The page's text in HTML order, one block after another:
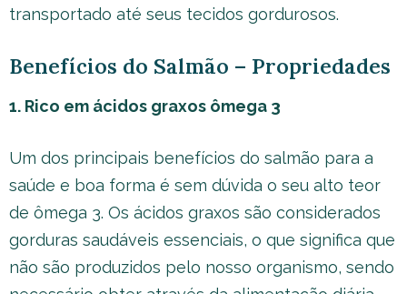
transportado até seus tecidos gordurosos.
Benefícios do Salmão – Propriedades
1. Rico em ácidos graxos ômega 3
Um dos principais benefícios do salmão para a
saúde e boa forma é sem dúvida o seu alto teor
de ômega 3. Os ácidos graxos são considerados
gorduras saudáveis essenciais, o que significa que
não são produzidos pelo nosso organismo, sendo